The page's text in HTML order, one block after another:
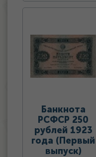
Банкнота
РСФСР 250
рублей 1923
года (Первый
выпуск)